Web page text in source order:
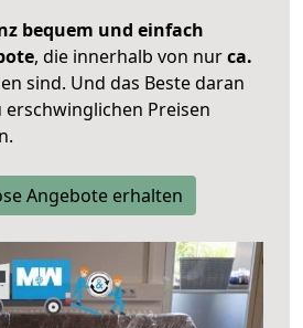
bequem und einfach
, die innerhalb von nurca.
sind. Und das Beste daran
erschwinglichen Preisen
Angebote erhalten